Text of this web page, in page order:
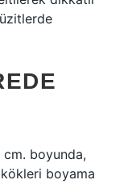
cm. boyunda,
boyama